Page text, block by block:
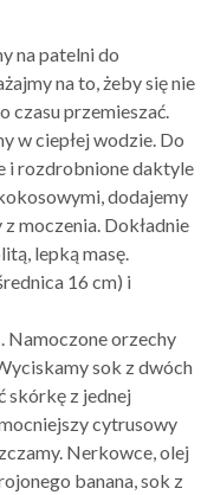
na patelni do
na to, żeby się nie
czasu przemieszać.
w ciepłej wodzie. Do
i rozdrobnione daktyle
dodajemy
moczenia. Dokładnie
lepką masę.
16 cm) i
Namoczone orzechy
sok z dwóch
skórkę z jednej
cytrusowy
Nerkowce, olej
banana, sok z